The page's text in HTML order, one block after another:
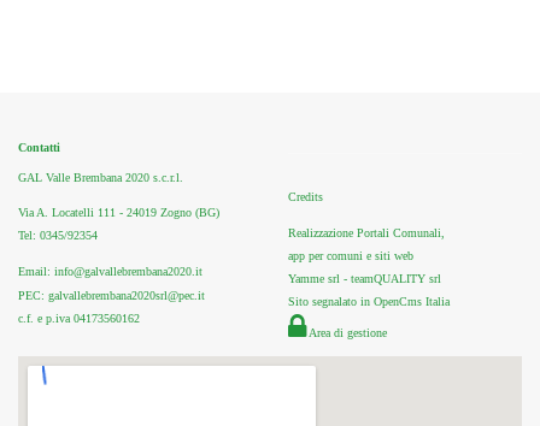
Contatti
GAL Valle Brembana 2020 s.c.r.l.
Via A. Locatelli 111 - 24019 Zogno (BG)
Tel: 0345/92354
Email: info@galvallebrembana2020.it
PEC: galvallebrembana2020srl@pec.it
c.f. e p.iva 04173560162
Credits
Realizzazione Portali Comunali,
app per comuni e siti web
Yamme srl - teamQUALITY srl
Sito segnalato in OpenCms Italia
Area di gestione